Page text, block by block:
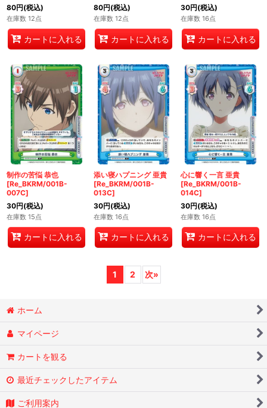
80円(税込)
在庫数 12点
カートに入れる
80円(税込)
在庫数 12点
カートに入れる
30円(税込)
在庫数 16点
カートに入れる
制作の苦悩 恭也
[Re_BKRM/001B-
007C]
30円(税込)
在庫数 15点
カートに入れる
添い寝ハプニング 亜貴
[Re_BKRM/001B-
013C]
30円(税込)
在庫数 16点
カートに入れる
心に響く一言 亜貴
[Re_BKRM/001B-
014C]
30円(税込)
在庫数 16点
カートに入れる
1 2 次»
ホーム
マイページ
カートを観る
最近チェックしたアイテム
ご利用案内